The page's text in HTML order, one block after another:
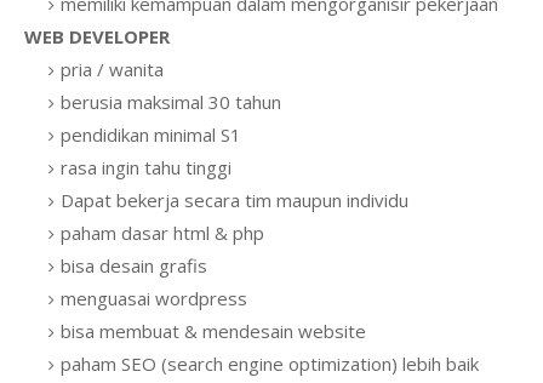
WEB DEVELOPER
pria / wanita
berusia maksimal 30 tahun
pendidikan minimal S1
rasa ingin tahu tinggi
Dapat bekerja secara tim maupun individu
paham dasar html & php
bisa desain grafis
menguasai wordpress
bisa membuat & mendesain website
paham SEO (search engine optimization) lebih baik